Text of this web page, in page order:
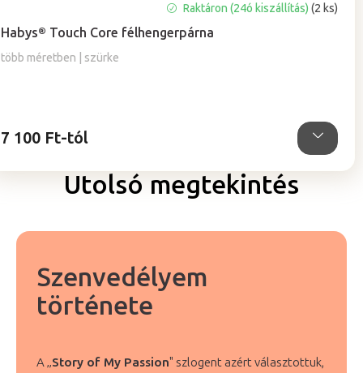
Habys® Touch Core félhengerpárna
több méretben | szürke
Raktáron (24ó kiszállítás) (2 ks)
7 100 Ft-tól
Utolsó megtekintés
Szenvedélyem
története
A „Story of My Passion" szlogent azért választottuk,